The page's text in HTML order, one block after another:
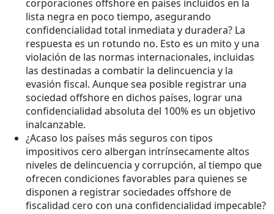
corporaciones offshore en países incluidos en la
lista negra en poco tiempo, asegurando
confidencialidad total inmediata y duradera? La
respuesta es un rotundo no. Esto es un mito y una
violación de las normas internacionales, incluidas
las destinadas a combatir la delincuencia y la
evasión fiscal. Aunque sea posible registrar una
sociedad offshore en dichos países, lograr una
confidencialidad absoluta del 100% es un objetivo
inalcanzable.
¿Acaso los países más seguros con tipos
impositivos cero albergan intrínsecamente altos
niveles de delincuencia y corrupción, al tiempo que
ofrecen condiciones favorables para quienes se
disponen a registrar sociedades offshore de
fiscalidad cero con una confidencialidad impecable?